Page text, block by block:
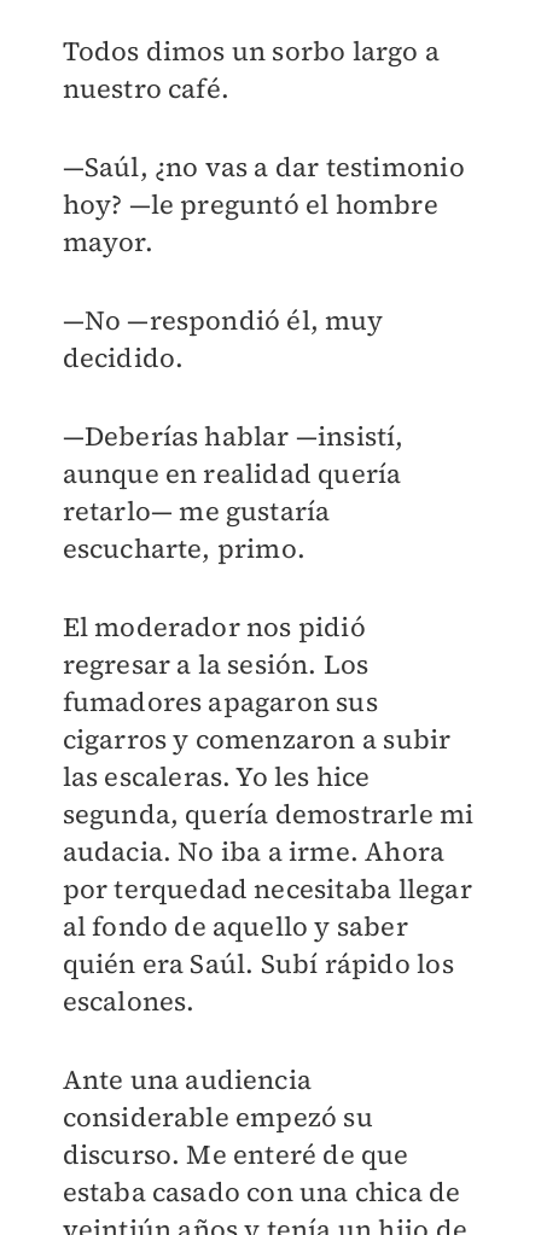
Todos dimos un sorbo largo a
nuestro café.
—Saúl, ¿no vas a dar testimonio
hoy? —le preguntó el hombre
mayor.
—No —respondió él, muy
decidido.
—Deberías hablar —insistí,
aunque en realidad quería
retarlo— me gustaría
escucharte, primo.
El moderador nos pidió
regresar a la sesión. Los
fumadores apagaron sus
cigarros y comenzaron a subir
las escaleras. Yo les hice
segunda, quería demostrarle mi
audacia. No iba a irme. Ahora
por terquedad necesitaba llegar
al fondo de aquello y saber
quién era Saúl. Subí rápido los
escalones.
Ante una audiencia
considerable empezó su
discurso. Me enteré de que
estaba casado con una chica de